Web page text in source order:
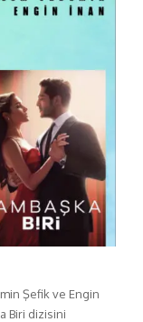
Şefik ve Engin
Biri dizisini